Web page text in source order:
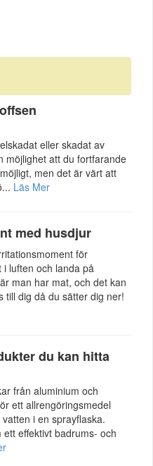
eller skadat av
möjlighet att du fortfarande
men det är värt att
Läs Mer
med husdjur
för
luften och landa på
man har mat, och det kan
till dig då du sätter dig ner!
du kan hitta
från aluminium och
ett allrengöringsmedel
i en sprayflaska.
effektivt badrums- och